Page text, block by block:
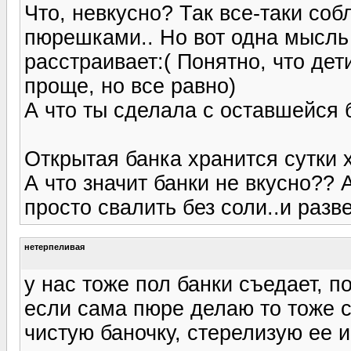
Что, невкусно? Так все-таки
пюрешками.. Но вот одна мысль
расстраивает:( Понятно, что
проще, но все равно)
А что ты сделала с оставшейся
Открытая банка хранится сутки
А что значит банки не вкусно??
просто свалить без соли..и
нетерпеливая
у нас тоже пол банки съедает,
если сама пюре делаю то тоже
чистую баночку, стерелизую